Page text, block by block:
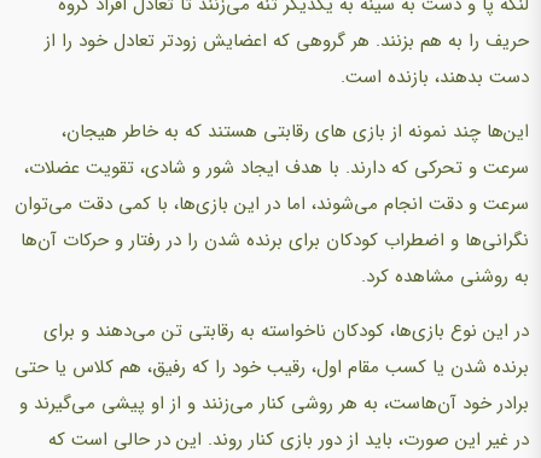
حریف را به هم بزنند. هر گروهی که اعضایش زودتر تعادل خود را از
دست بدهند، بازنده است.
این‌ها چند نمونه از بازی‌ های رقابتی هستند که به خاطر هیجان،
سرعت و تحرکی که دارند. با هدف ایجاد شور و شادی، تقویت عضلات،
سرعت و دقت انجام می‌شوند، اما در این بازی‌ها، با کمی دقت می‌توان
نگرانی‌ها و اضطراب کودکان برای برنده شدن را در رفتار و حرکات آن‌ها
به روشنی مشاهده کرد.
در این نوع بازی‌ها، کودکان ناخواسته به رقابتی تن می‌دهند و برای
برنده شدن یا کسب مقام اول، رقیب خود را که رفیق، هم کلاس یا حتی
برادر خود آن‌هاست، به هر روشی کنار می‌زنند و از او پیشی می‌گیرند و
در غیر این صورت، باید از دور بازی کنار روند. این در حالی است که